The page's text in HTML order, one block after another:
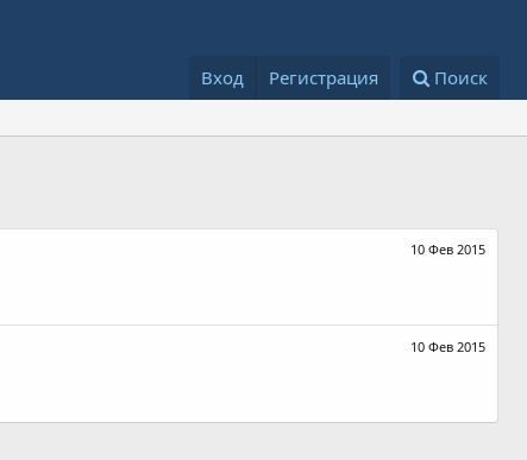
Вход Регистрация Поиск
10 Фев 2015
10 Фев 2015